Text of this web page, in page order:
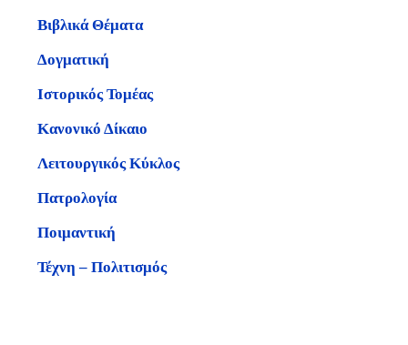
Βιβλικά Θέματα
Δογματική
Ιστορικός Τομέας
Κανονικό Δίκαιο
Λειτουργικός Κύκλος
Πατρολογία
Ποιμαντική
Τέχνη – Πολιτισμός